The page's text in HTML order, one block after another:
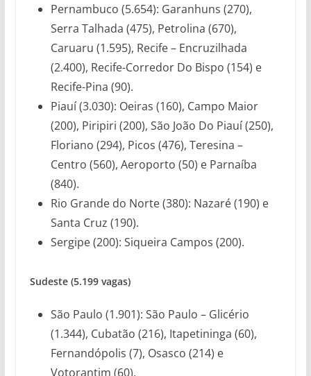
Pernambuco (5.654): Garanhuns (270),
Serra Talhada (475), Petrolina (670),
Caruaru (1.595), Recife – Encruzilhada
(2.400), Recife-Corredor Do Bispo (154) e
Recife-Pina (90).
Piauí (3.030): Oeiras (160), Campo Maior
(200), Piripiri (200), São João Do Piauí (250),
Floriano (294), Picos (476), Teresina –
Centro (560), Aeroporto (50) e Parnaíba
(840).
Rio Grande do Norte (380): Nazaré (190) e
Santa Cruz (190).
Sergipe (200): Siqueira Campos (200).
Sudeste (5.199 vagas)
São Paulo (1.901): São Paulo – Glicério
(1.344), Cubatão (216), Itapetininga (60),
Fernandópolis (7), Osasco (214) e
Votorantim (60).